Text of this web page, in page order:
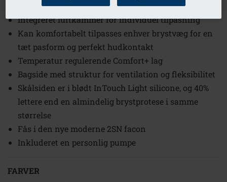
Ref. nr: 327-11 Adapt Air Light 2S
Integreret luftkammer for individuel tilpasning
Kan komfortabelt tilpasses enhver brystvæg for en
tæt pasform og perfekt hudkontakt
Temperatur regulerende Comfort+ lag
Bagside med struktur for ventilation og fleksibilitet
Skålsiden er i blødt InTouch Light silicone, og 40%
lettere end en almindelig brystprotese i samme
størrelse
Fås i den nye moderne 2SN facon
Inkluderet en personlig pumpe
FARVER